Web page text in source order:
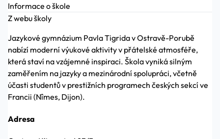
Informace o škole
Z webu školy
Jazykové gymnázium Pavla Tigrida v Ostravě-Porubě
nabízí moderní výukové aktivity v přátelské atmosféře,
která staví na vzájemné inspiraci. Škola vyniká silným
zaměřením na jazyky a mezinárodní spolupráci, včetně
účasti studentů v prestižních programech českých sekcí ve
Francii (Nîmes, Dijon).
Adresa